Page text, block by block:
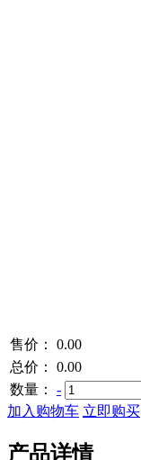
售价：
0.00
总价：
0.00
数量：
-
加入购物车 立即购买
产品详情